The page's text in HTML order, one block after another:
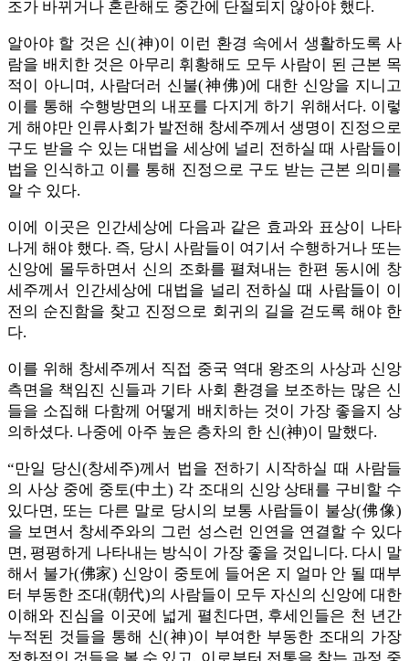
조가 바뀌거나 혼란해도 중간에 단절되지 않아야 했다.
알아야 할 것은 신(神)이 이런 환경 속에서 생활하도록 사
람을 배치한 것은 아무리 휘황해도 모두 사람이 된 근본 목
적이 아니며, 사람더러 신불(神佛)에 대한 신앙을 지니고
이를 통해 수행방면의 내포를 다지게 하기 위해서다. 이렇
게 해야만 인류사회가 발전해 창세주께서 생명이 진정으로
구도 받을 수 있는 대법을 세상에 널리 전하실 때 사람들이
법을 인식하고 이를 통해 진정으로 구도 받는 근본 의미를
알 수 있다.
이에 이곳은 인간세상에 다음과 같은 효과와 표상이 나타
나게 해야 했다. 즉, 당시 사람들이 여기서 수행하거나 또는
신앙에 몰두하면서 신의 조화를 펼쳐내는 한편 동시에 창
세주께서 인간세상에 대법을 널리 전하실 때 사람들이 이
전의 순진함을 찾고 진정으로 회귀의 길을 걷도록 해야 한
다.
이를 위해 창세주께서 직접 중국 역대 왕조의 사상과 신앙
측면을 책임진 신들과 기타 사회 환경을 보조하는 많은 신
들을 소집해 다함께 어떻게 배치하는 것이 가장 좋을지 상
의하셨다. 나중에 아주 높은 층차의 한 신(神)이 말했다.
“만일 당신(창세주)께서 법을 전하기 시작하실 때 사람들
의 사상 중에 중토(中土) 각 조대의 신앙 상태를 구비할 수
있다면, 또는 다른 말로 당시의 보통 사람들이 불상(佛像)
을 보면서 창세주와의 그런 성스런 인연을 연결할 수 있다
면, 평평하게 나타내는 방식이 가장 좋을 것입니다. 다시 말
해서 불가(佛家) 신앙이 중토에 들어온 지 얼마 안 될 때부
터 부동한 조대(朝代)의 사람들이 모두 자신의 신앙에 대한
이해와 진심을 이곳에 넓게 펼친다면, 후세인들은 천 년간
누적된 것들을 통해 신(神)이 부여한 부동한 조대의 가장